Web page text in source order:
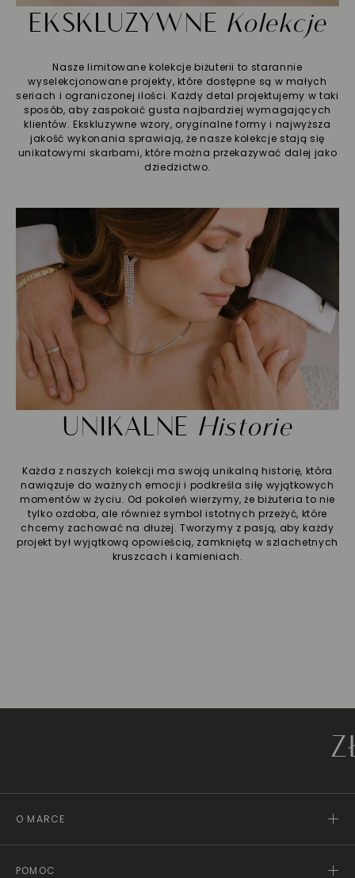
EKSKLUZYWNE Kolekcje
Nasze limitowane kolekcje biżuterii to starannie
wyselekcjonowane projekty, które dostępne są w małych
seriach i ograniczonej ilości. Każdy detal projektujemy w taki
sposób, aby zaspokoić gusta najbardziej wymagających
klientów. Ekskluzywne wzory, oryginalne formy i najwyższa
jakość wykonania sprawiają, że nasze kolekcje stają się
unikatowymi skarbami, które można przekazywać dalej jako
dziedzictwo.
UNIKALNE Historie
Każda z naszych kolekcji ma swoją unikalną historię, która
nawiązuje do ważnych emocji i podkreśla siłę wyjątkowych
momentów w życiu. Od pokoleń wierzymy, że biżuteria to nie
tylko ozdoba, ale również symbol istotnych przeżyć, które
chcemy zachować na dłużej. Tworzymy z pasją, aby każdy
projekt był wyjątkową opowieścią, zamkniętą w szlachetnych
kruszcach i kamieniach.
O MARCE
POMOC